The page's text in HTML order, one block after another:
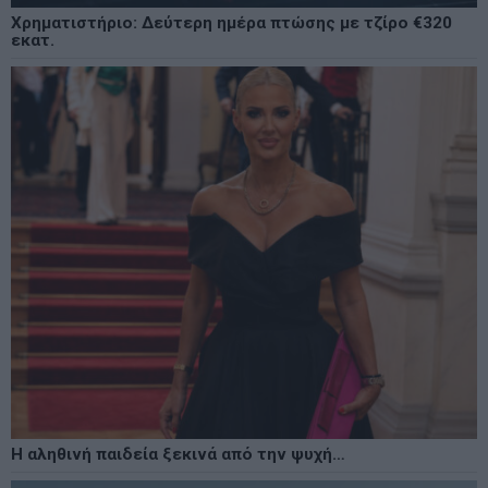
Χρηματιστήριο: Δεύτερη ημέρα πτώσης με τζίρο €320
εκατ.
Η αληθινή παιδεία ξεκινά από την ψυχή…